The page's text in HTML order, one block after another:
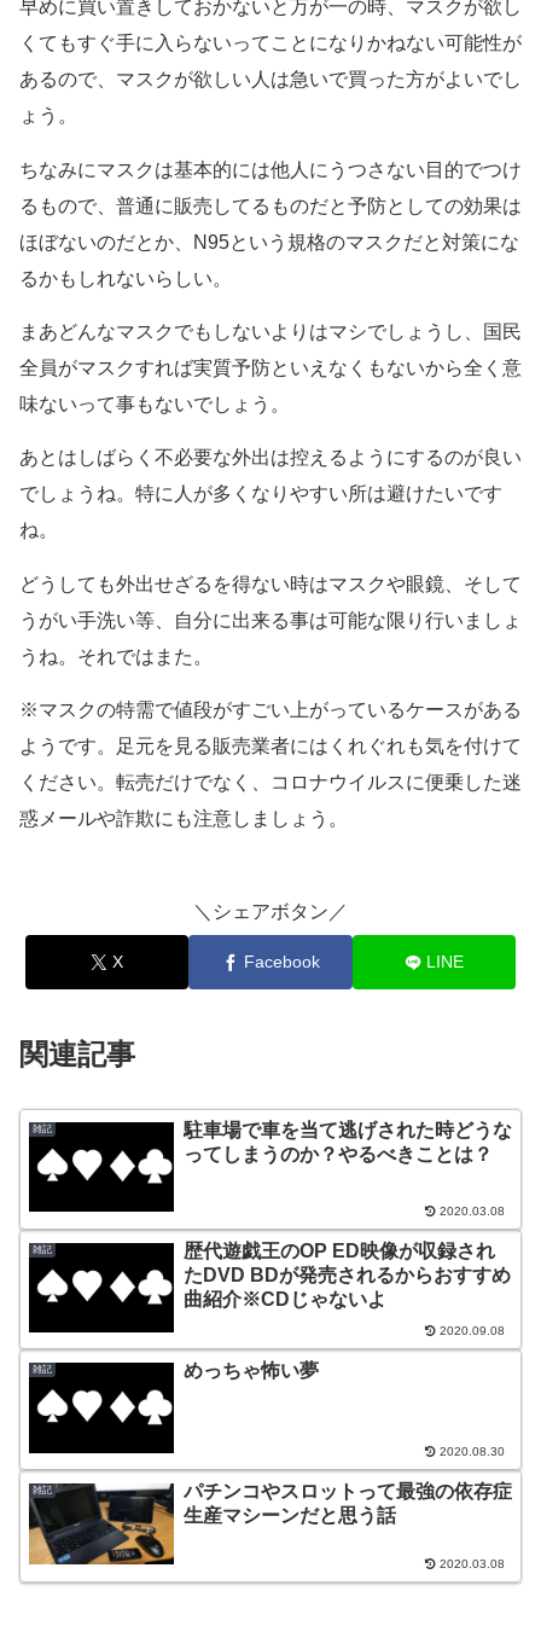
早めに買い置きしておかないと万が一の時、マスクが欲し
くてもすぐ手に入らないってことになりかねない可能性が
あるので、マスクが欲しい人は急いで買った方がよいでし
ょう。
ちなみにマスクは基本的には他人にうつさない目的でつけ
るもので、普通に販売してるものだと予防としての効果は
ほぼないのだとか、N95という規格のマスクだと対策にな
るかもしれないらしい。
まあどんなマスクでもしないよりはマシでしょうし、国民
全員がマスクすれば実質予防といえなくもないから全く意
味ないって事もないでしょう。
あとはしばらく不必要な外出は控えるようにするのが良い
でしょうね。特に人が多くなりやすい所は避けたいです
ね。
どうしても外出せざるを得ない時はマスクや眼鏡、そして
うがい手洗い等、自分に出来る事は可能な限り行いましょ
うね。それではまた。
※マスクの特需で値段がすごい上がっているケースがある
ようです。足元を見る販売業者にはくれぐれも気を付けて
ください。転売だけでなく、コロナウイルスに便乗した迷
惑メールや詐欺にも注意しましょう。
＼シェアボタン／
X Facebook LINE
関連記事
雑記
駐車場で車を当て逃げされた時どうな
ってしまうのか？やるべきことは？
2020.03.08
雑記
歴代遊戯王のOP ED映像が収録され
たDVD BDが発売されるからおすすめ
曲紹介※CDじゃないよ
2020.09.08
雑記 めっちゃ怖い夢
2020.08.30
雑記
パチンコやスロットって最強の依存症
生産マシーンだと思う話
2020.03.08